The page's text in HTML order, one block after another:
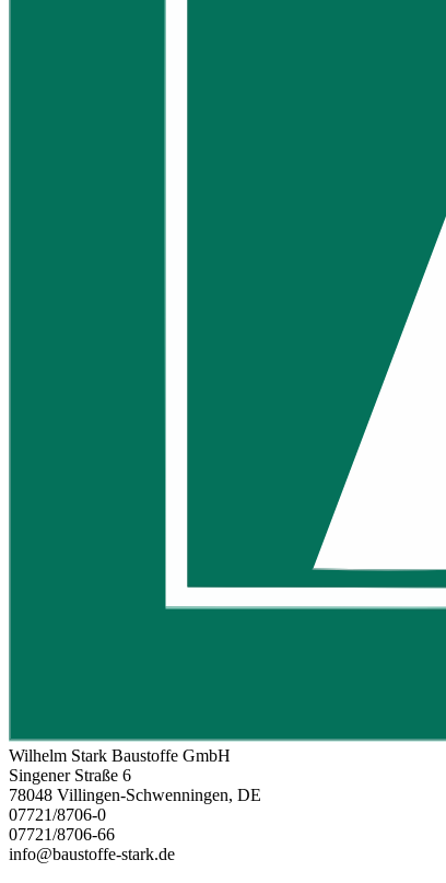
Wilhelm Stark Baustoffe GmbH
Singener Straße 6
78048 Villingen-Schwenningen, DE
07721/8706-0
07721/8706-66
info@baustoffe-stark.de